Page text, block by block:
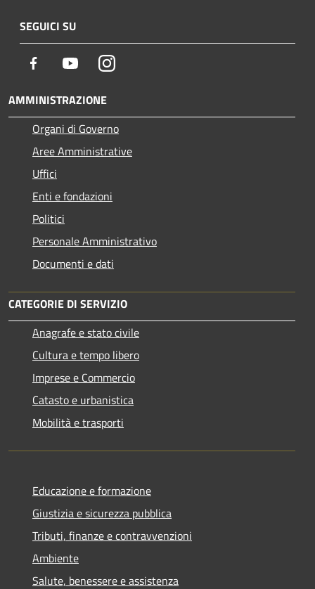
SEGUICI SU
Facebook YoutubeInstagram
AMMINISTRAZIONE
Organi di Governo
Aree Amministrative
Uffici
Enti e fondazioni
Politici
Personale Amministrativo
Documenti e dati
CATEGORIE DI SERVIZIO
Anagrafe e stato civile
Cultura e tempo libero
Imprese e Commercio
Catasto e urbanistica
Mobilità e trasporti
Educazione e formazione
Giustizia e sicurezza pubblica
Tributi, finanze e contravvenzioni
Ambiente
Salute, benessere e assistenza